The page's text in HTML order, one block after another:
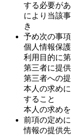
する必要が
により当該
き
予め次の事
個人情報保
利用目的に
第三者に提
第三者への
本人の求め
すること
本人の求め
前項の定め
情報の提供